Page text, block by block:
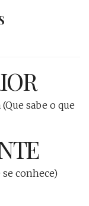
sabe o que
se conhece)